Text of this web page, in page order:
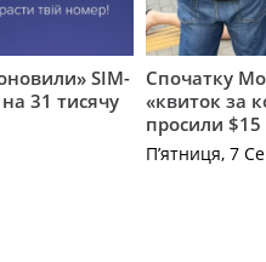
SIM-
31 тисячу
Спочатку
«квиток за
просили $15
П’ятниця, 7